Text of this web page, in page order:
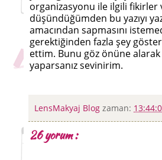
organizasyonu ile ilgili fikirler
düşündüğümden bu yazıyı
amacından sapmasını
gerektiğinden fazla şey
ettim. Bunu göz önüne
yaparsanız sevinirim.
LensMakyaj Blog zaman:
26 yorum :